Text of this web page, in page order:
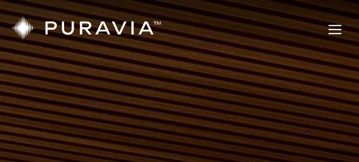
Sauny
PURAVIA
Twoja
prawdziwa